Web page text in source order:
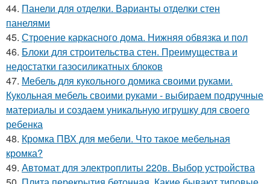
44. Панели для отделки. Варианты отделки стен
панелями
45. Строение каркасного дома. Нижняя обвязка и пол
46. Блоки для строительства стен. Преимущества и
недостатки газосиликатных блоков
47. Мебель для кукольного домика своими руками.
Кукольная мебель своими руками - выбираем подручные
материалы и создаем уникальную игрушку для своего
ребенка
48. Кромка ПВХ для мебели. Что такое мебельная
кромка?
49. Автомат для электроплиты 220в. Выбор устройства